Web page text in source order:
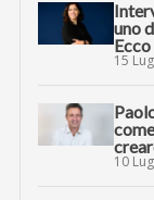
uno
Ecco
15
10